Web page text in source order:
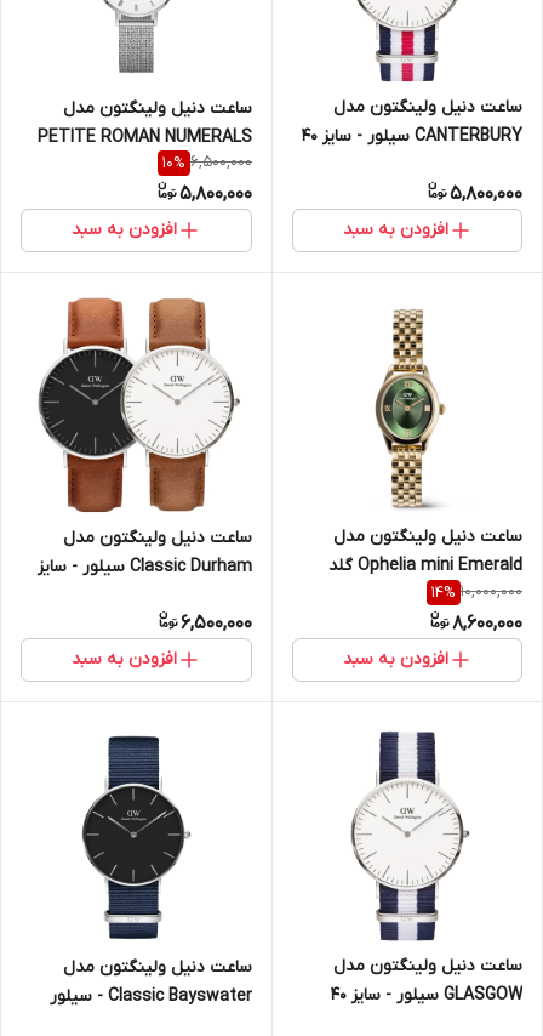
ساعت دنیل ولینگتون مدل
CANTERBURY سیلور - سایز 40
5,800,000
افزودن به سبد
ساعت دنیل ولینگتون مدل
PETITE ROMAN NUMERALS
سیلور سایز 28 (زنانه)
6,500,000
10%
5,800,000
افزودن به سبد
ساعت دنیل ولینگتون مدل
Ophelia mini Emerald گلد
(زنانه)
10,000,000
14%
8,600,000
افزودن به سبد
ساعت دنیل ولینگتون مدل
Classic Durham سیلور - سایز
6,500,000
افزودن به سبد
ساعت دنیل ولینگتون مدل
GLASGOW سیلور - سایز 40
ساعت دنیل ولینگتون مدل
Classic Bayswater - سیلور